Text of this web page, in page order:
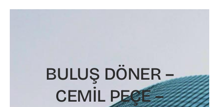
BULUŞ DÖNER –
CEMİL PEÇE –